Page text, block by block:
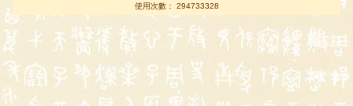
使用次數： 294733328